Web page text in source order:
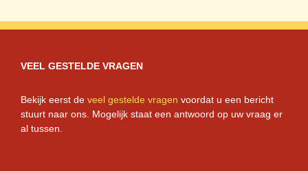
VEEL GESTELDE VRAGEN
Bekijk eerst de veel gestelde vragen voordat u een bericht
stuurt naar ons. Mogelijk staat een antwoord op uw vraag er
al tussen.